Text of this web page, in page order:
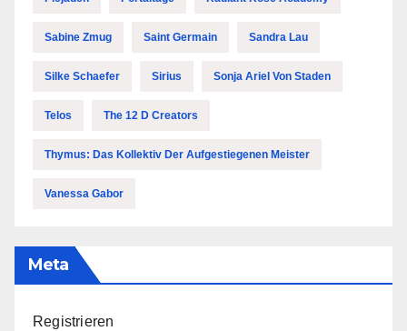
Sabine Zmug Saint Germain Sandra Lau
Silke Schaefer Sirius Sonja Ariel Von Staden
Telos The 12 D Creators
Thymus: Das Kollektiv Der Aufgestiegenen Meister
Vanessa Gabor
Meta
Registrieren